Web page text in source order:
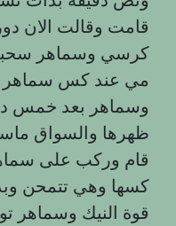
قامت وقالت الان
كرسي وسماهر
مي عند كس
وسماهر بعد خمس
ظهرها والسواق
قام وركب على
كسها وهي تتمحن
قوة النيك وسماهر